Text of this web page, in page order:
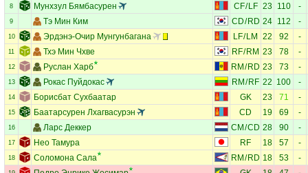
8 Мунхзул Бямбасурен CF/LF 23 110 -
9 Тэ Мин Ким CD/RD 24 112 -
10 Эрдэнэ-Очир Мунгунбагана LF/ LM 22 92 -
11 Тхэ Мин Чхве RF/ RM 23 78 -
12 Руслан Харб RM / RD 23 73 -
13 Рокас Пуйдокас RM / RF 22 100 -
14 Борисбат Сухбаатар GK 23 71 -
15 Баатарсурен Лхагвасурэн CD 19 69 -
16 Ларс Деккер CM /CD 28 90 -
17 Нео Тамура RF 18 57 -
18 Соломона Сала RM / RD 18 53 -